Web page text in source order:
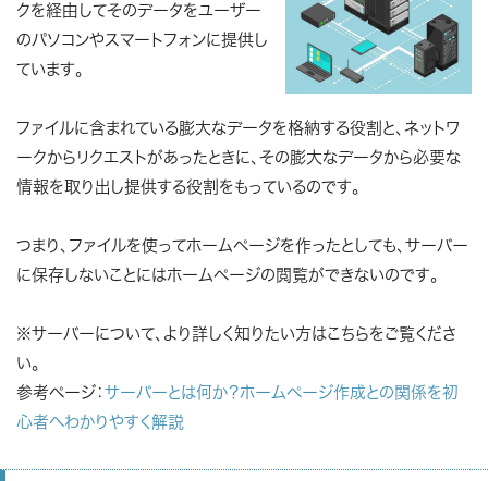
クを経由してそのデータをユーザー
のパソコンやスマートフォンに提供し
ています。
ファイルに含まれている膨大なデータを格納する役割と、ネットワ
ークからリクエストがあったときに、その膨大なデータから必要な
情報を取り出し提供する役割をもっているのです。
つまり、ファイルを使ってホームページを作ったとしても、サーバー
に保存しないことにはホームページの閲覧ができないのです。
※サーバーについて、より詳しく知りたい方はこちらをご覧くださ
い。
参考ページ： サーバーとは何か？ホームページ作成との関係を初
心者へわかりやすく解説